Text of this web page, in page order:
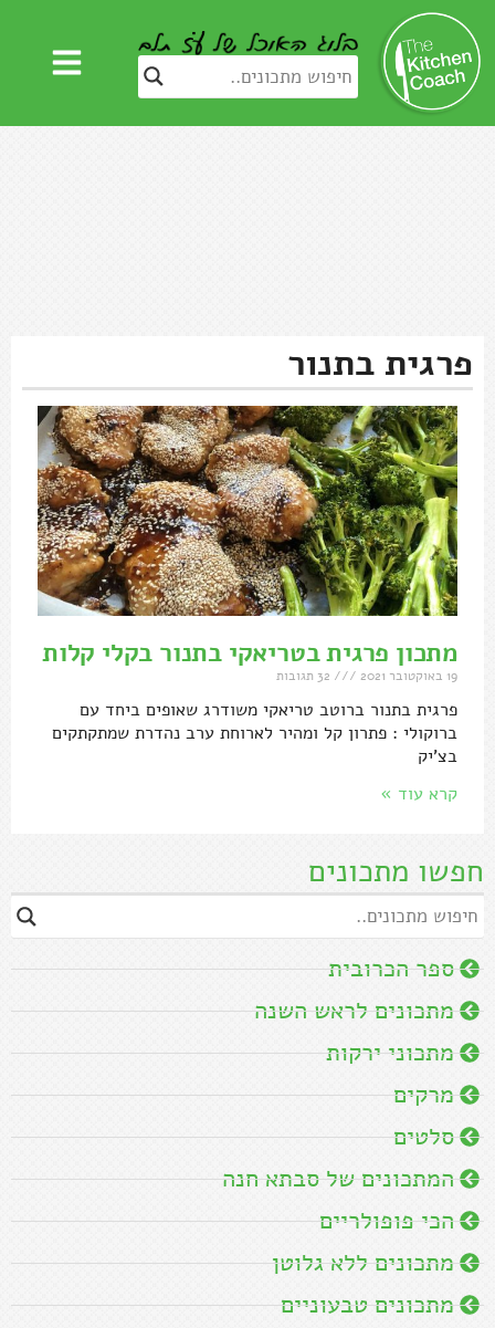
חפשו מתכונים
ספר הכרובית
מתכונים לראש השנה
מתכוני ירקות
מרקים
סלטים
המתכונים של סבתא חנה
הכי פופולריים
מתכונים ללא גלוטן
מתכונים טבעוניים
פרגית בתנור
מתכון פרגית בטריאקי בתנור בקלי קלות
19 באוקטובר 2021
פרגית בתנור ברוטב טריאקי משודרג שאופים ביחד עם
ברוקולי : פתרון קל ומהיר לארוחת ערב נהדרת שמתקתקים
בצ'יק
קרא עוד »